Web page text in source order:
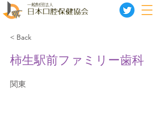
< Back
柿生駅前ファミリー歯科
関東